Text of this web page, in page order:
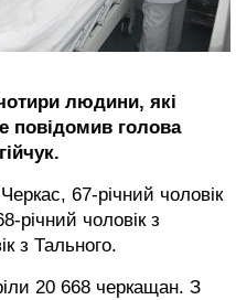
людини, які
повідомив голова
67-річний чоловік
річний чоловік з
з Тального.
20 668 черкащан. З